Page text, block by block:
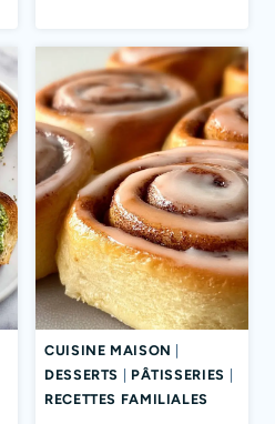
CUISINE MAISON
DESSERTS
PÂTISSERIES
RECETTES FAMILIALES